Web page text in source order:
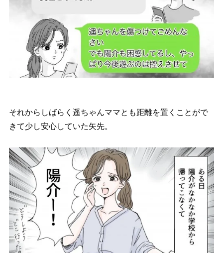
それからしばらく遥ちゃんママとも距離を置くことがで
きて少し安心していた矢先。